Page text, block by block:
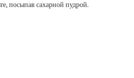
посыпав сахарной пудрой.